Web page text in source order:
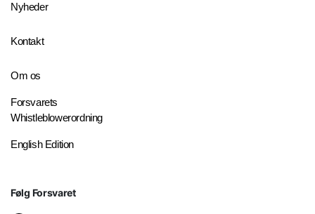
Nyheder
Kontakt
Om os
Forsvarets
Whistleblowerordning
English Edition
Følg Forsvaret